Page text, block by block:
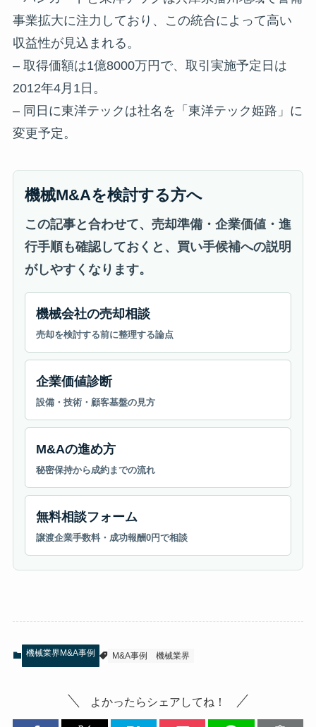
事業拡大に注力しており、この統合によって高い
収益性が見込まれる。
– 取得価額は1億8000万円で、取引実施予定日は
2012年4月1日。
– 同日に東洋テックは社名を「東洋テック姫路」に
変更予定。
機械M&Aを検討する方へ
この記事と合わせて、売却準備・企業価値・進
行手順も確認しておくと、買い手候補への説明
がしやすくなります。
機械会社の売却相談
売却を検討する前に整理する論点
企業価値診断
設備・技術・顧客基盤の見方
M&Aの進め方
秘密保持から成約までの流れ
無料相談フォーム
譲渡企業手数料・成功報酬0円で相談
機械業界M&A事例 M&A事例 機械業界
よかったらシェアしてね！